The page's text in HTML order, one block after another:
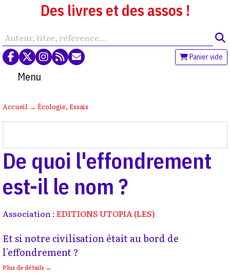
Des livres et des assos !
Panier vide
Menu
Accueil → Écologie, Essais
De quoi l'effondrement
est-il le nom ?
Association : EDITIONS UTOPIA (LES)
Et si notre civilisation était au bord de
l'effondrement ?
Plus de détails →